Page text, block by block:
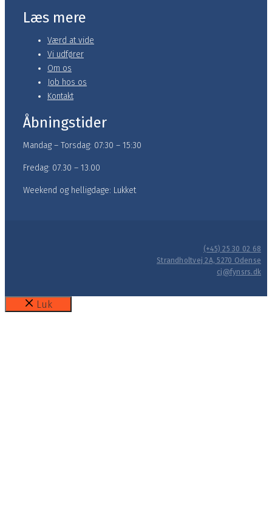
Læs mere
Værd at vide
Vi udfører
Om os
Job hos os
Kontakt
Åbningstider
Mandag – Torsdag: 07:30 – 15:30
Fredag: 07.30 – 13.00
Weekend og helligdage: Lukket
(+45) 25 30 02 68
Strandholtvej 2A, 5270 Odense
cj@fynsrs.dk
Luk